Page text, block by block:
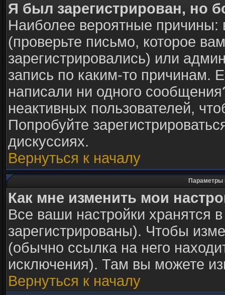
Я был зарегистрирован, но
Наиболее вероятные
(проверьте письмо, которое
зарегистрировались) или
запись по каким-то причинам.
написали ни одного
неактивных пользователей,
Попробуйте
дискуссиях.
Вернуться к началу
Параметры
Как мне изменить мои
Все ваши настройки хранятся
зарегистрированы). Чтобы
(обычно ссылка на него
исключения). Там вы можете
Вернуться к началу